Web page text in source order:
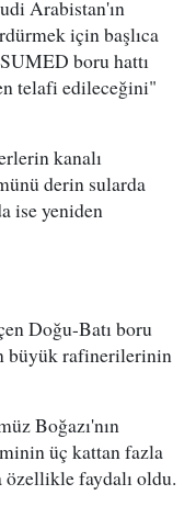
Arabistan'ın
için başlıca
boru hattı
telafi edileceğini"
kanalı
derin sularda
ise yeniden
Doğu-Batı boru
büyük rafinerilerinin
Boğazı'nın
üç kattan fazla
özellikle faydalı oldu.